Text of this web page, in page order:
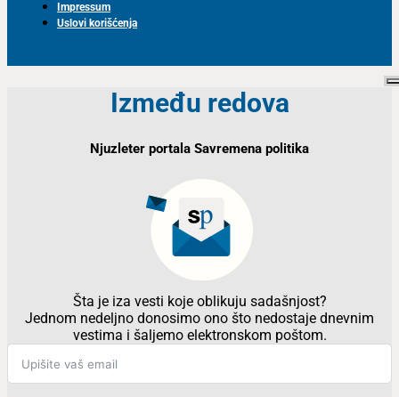
Impressum
Uslovi korišćenja
Između redova
Njuzleter portala Savremena politika
Šta je iza vesti koje oblikuju sadašnjost?
Jednom nedeljno donosimo ono što nedostaje dnevnim
vestima i šaljemo elektronskom poštom.